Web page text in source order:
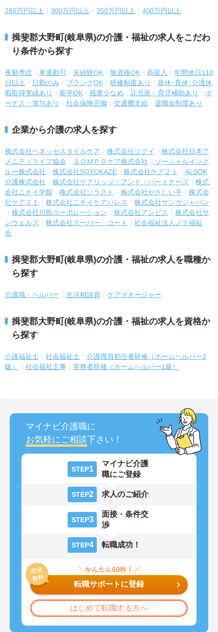
250万円以上 300万円以上 350万円以上 400万円以上
揖斐郡大野町(岐阜県)の介護・福祉の求人をこだわ
り条件から探す
夜勤専従 車通勤可 未経験OK 無資格OK 高収入
年間休日110
日以上
日勤のみ ブランクOK 研修制度あり
産休･育休･介護休
暇取得実績あり
新卒OK 残業少なめ 託児所・育児補助あり
ボ
ーナス・賞与あり
社会保険完備 交通費支給 退職金制度あり
企業から介護の求人を探す
株式会社ベネッセスタイルケア 株式会社ツクイ
株式会社日本ア
メニティライフ協会
ＳＯＭＰＯケア株式会社
ソーシャルインク
ルー株式会社
株式会社SOYOKAZE 株式会社ケア２１
ALSOK
介護株式会社
株式会社ケアリッツ・アンド・パートナーズ
株式
会社ニチイ学館
株式会社ソラスト 株式会社やさしい手
株式会
社ケア２１
株式会社ニチイケアパレス
株式会社サンガジャパン
株式会社川島コーポレーション
株式会社アンビス
株式会社サ
ンウェルズ
株式会社スーパー・コート
社会福祉法人ノテ福祉
会
揖斐郡大野町(岐阜県)の介護・福祉の求人を職種か
ら探す
介護職・ヘルパー 生活相談員 ケアマネージャー
揖斐郡大野町(岐阜県)の介護・福祉の求人を資格か
ら探す
介護福祉士 社会福祉士
介護職員初任者研修（ホームヘルパー2
級）
社会福祉主事 実務者研修（ホームヘルパー1級）
マイナビ介護職に
お気軽にご相談下さい！
STEP1
マイナビ介護
職にご登録
STEP2 求人のご紹介
STEP3
面接・条件交
渉
STEP4 転職成功！
転職サポートに登録
はじめて転職する方へ